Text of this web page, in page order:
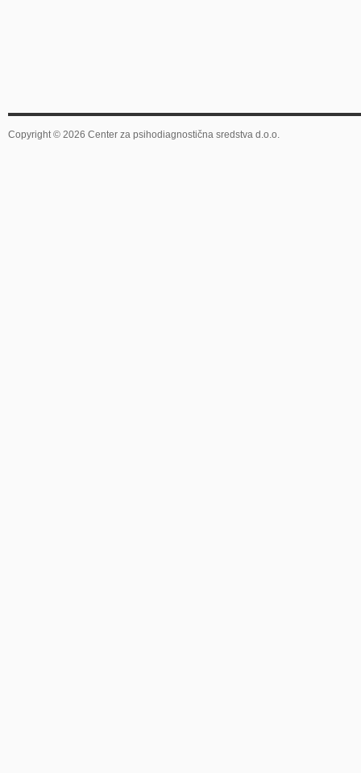
Copyright © 2026 Center za psihodiagnostična sredstva d.o.o.